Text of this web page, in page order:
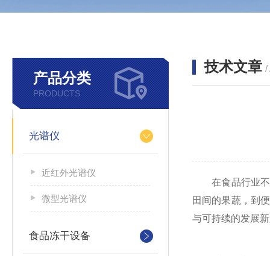
产品分类
PRODUCTS
光谱仪
近红外光谱仪
微型光谱仪
食品冻干设备
技术文章 /
在食品行业不
田间的果蔬，到
与可持续的发展